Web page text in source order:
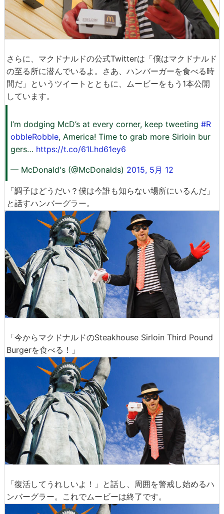
さらに、マクドナルドの公式Twitterは「僕はマクドナルド
の至る所に潜んでいるよ。さあ、ハンバーガーを食べる時
間だ」というツイートとともに、ムービーをもう1本公開
しています。
I’m dodging McD’s at every corner, keep tweeting #R
obbleRobble, America! Time to grab more Sirloin bur
gers… https://t.co/61Lhd61ey6
— McDonald's (@McDonalds) 2015, 5月 12
「調子はどうだい？僕は今誰も知らない場所にいるんだ」
と話すハンバーグラー。
「今からマクドナルドのSteakhouse Sirloin Third Pound
Burgerを食べる！」
「復活してうれしいよ！」と話し、周囲を警戒し始めるハ
ンバーグラー。これでムービーは終了です。